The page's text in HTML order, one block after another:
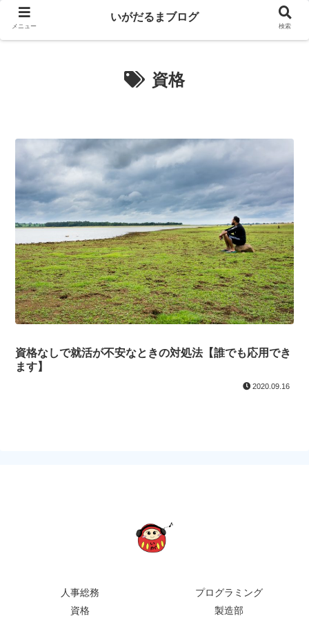
資格
資格なしで就活が不安なときの対処法【誰でも応用でき
ます】
2020.09.16
人事総務
プログラミング
資格
製造部
メニュー
いがだるまブログ
検索